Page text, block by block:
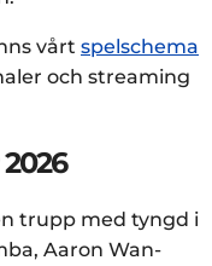
vårt spelschema
och streaming
trupp med tyngd i
Aaron Wan-